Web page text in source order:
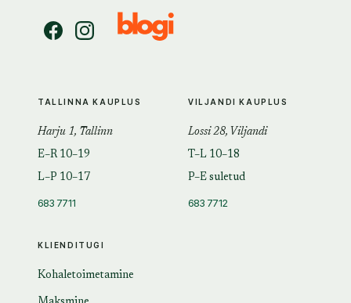
KLIENDITUGI
Kohaletoimetamine
TALLINNA KAUPLUS
Harju 1, Tallinn
E–R 10–19
L–P 10–17
683 7711
VILJANDI KAUPLUS
Lossi 28, Viljandi
T–L 10–18
P–E suletud
683 7712